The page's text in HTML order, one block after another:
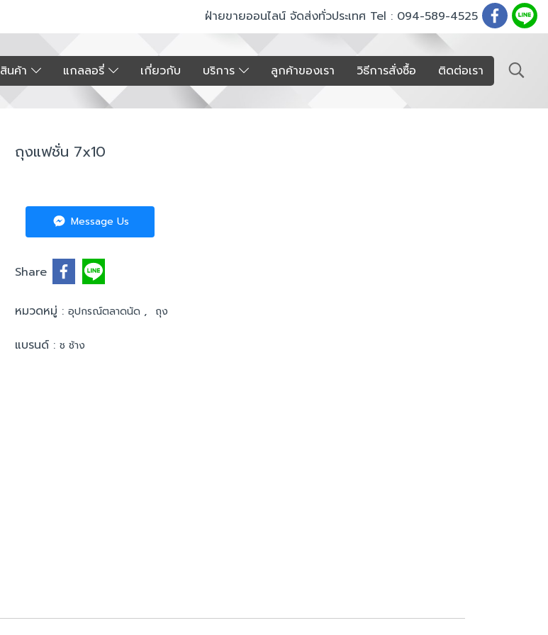
ฝ่ายขายออนไลน์ จัดส่งทั่วประเทศ Tel : 094-589-4525
สินค้า แกลลอรี่ เกี่ยวกับ บริการ ลูกค้าของเรา วิธีการสั่งซื้อ ติดต่อเรา
ถุงแฟชั่น 7x10
Message Us
Share
หมวดหมู่ : อุปกรณ์ตลาดนัด , ถุง
แบรนด์ : ช ช้าง